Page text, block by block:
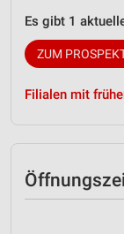
Es gibt 1
ZUM
Filialen mit